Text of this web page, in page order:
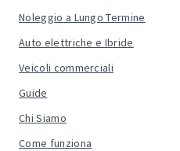
Noleggio a Lungo Termine
Auto elettriche e Ibride
Veicoli commerciali
Guide
Chi Siamo
Come funziona